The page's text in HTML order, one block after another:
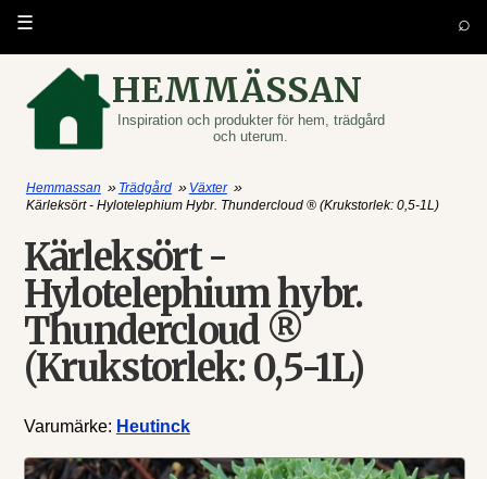
HEMMÄSSAN
Inspiration och produkter för hem, trädgård
och uterum.
☰ ⌕
Hemmassan » Trädgård » Växter »
Kärleksört - Hylotelephium Hybr. Thundercloud ® (Krukstorlek: 0,5-1L)
Kärleksört -
Hylotelephium hybr.
Thundercloud ®
(Krukstorlek: 0,5-1L)
Varumärke: Heutinck